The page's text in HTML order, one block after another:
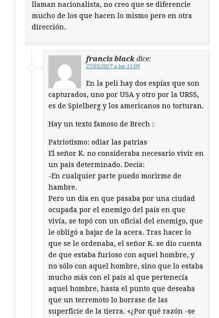
llaman nacionalista, no creo que se diferencie
mucho de los que hacen lo mismo pero en otra
dirección.
francis black dice:
27/03/2017 a las 11:09
En la peli hay dos espías que son
capturados, uno por USA y otro por la URSS,
es de Spielberg y los americanos no torturan.
Hay un texto famoso de Brech :
Patriotismo: odiar las patrias
El señor K. no consideraba necesario vivir en
un país determinado. Decía:
-En cualquier parte puedo morirme de
hambre.
Pero un día en que pasaba por una ciudad
ocupada por el enemigo del país en que
vivía, se topó con un oficial del enemigo, que
le obligó a bajar de la acera. Tras hacer lo
que se le ordenaba, el señor K. se dio cuenta
de que estaba furioso con aquel hombre, y
no sólo con aquel hombre, sino que lo estaba
mucho más con el país al que pertenecía
aquel hombre, hasta el punto que deseaba
que un terremoto lo borrase de las
superficie de la tierra. «¿Por qué razón -se